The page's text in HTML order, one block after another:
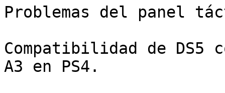
Problemas del panel
Compatibilidad de
A3 en PS4.